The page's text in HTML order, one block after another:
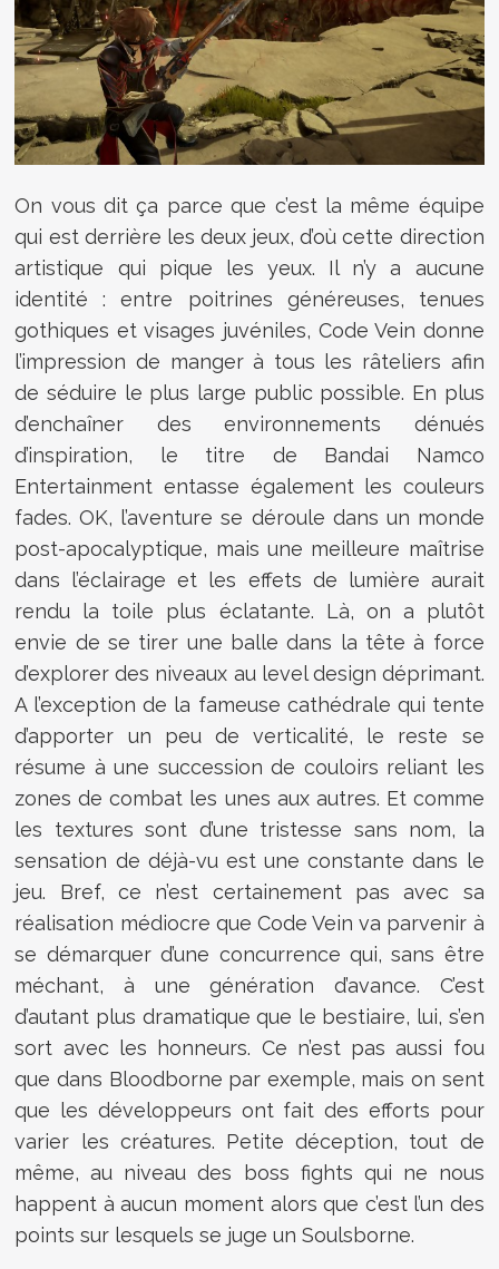
On vous dit ça parce que c’est la même équipe
qui est derrière les deux jeux, d’où cette direction
artistique qui pique les yeux. Il n’y a aucune
identité : entre poitrines généreuses, tenues
gothiques et visages juvéniles, Code Vein donne
l’impression de manger à tous les râteliers afin
de séduire le plus large public possible. En plus
d’enchaîner des environnements dénués
d’inspiration, le titre de Bandai Namco
Entertainment entasse également les couleurs
fades. OK, l’aventure se déroule dans un monde
post-apocalyptique, mais une meilleure maîtrise
dans l’éclairage et les effets de lumière aurait
rendu la toile plus éclatante. Là, on a plutôt
envie de se tirer une balle dans la tête à force
d’explorer des niveaux au level design déprimant.
A l’exception de la fameuse cathédrale qui tente
d’apporter un peu de verticalité, le reste se
résume à une succession de couloirs reliant les
zones de combat les unes aux autres. Et comme
les textures sont d’une tristesse sans nom, la
sensation de déjà-vu est une constante dans le
jeu. Bref, ce n’est certainement pas avec sa
réalisation médiocre que Code Vein va parvenir à
se démarquer d’une concurrence qui, sans être
méchant, à une génération d’avance. C’est
d’autant plus dramatique que le bestiaire, lui, s’en
sort avec les honneurs. Ce n’est pas aussi fou
que dans Bloodborne par exemple, mais on sent
que les développeurs ont fait des efforts pour
varier les créatures. Petite déception, tout de
même, au niveau des boss fights qui ne nous
happent à aucun moment alors que c’est l’un des
points sur lesquels se juge un Soulsborne.